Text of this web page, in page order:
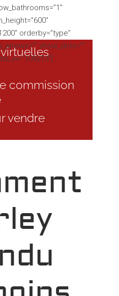
orderby=”type”
show_dots=””
commission
vendre